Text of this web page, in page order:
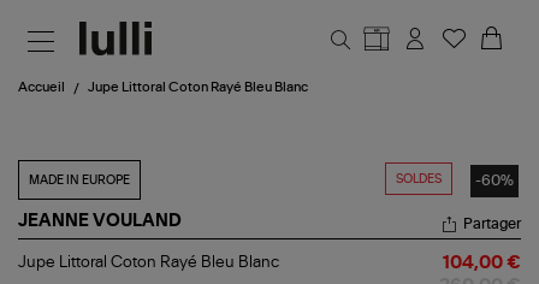
Accueil Jupe Littoral Coton Rayé Bleu Blanc
SOLDES -60%
MADE IN EUROPE
JEANNE VOULAND
Jupe
Partager
Jupe Littoral Coton Rayé Bleu Blanc 104,00 €